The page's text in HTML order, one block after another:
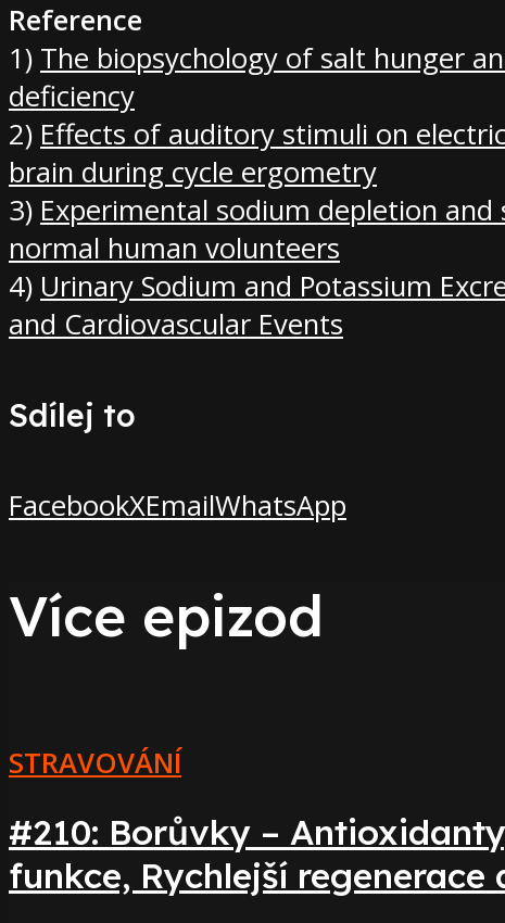
Reference
1) The biopsychology of salt hunger
deficiency
2) Effects of auditory stimuli on
brain during cycle ergometry
3) Experimental sodium depletion and
normal human volunteers
4) Urinary Sodium and Potassium
and Cardiovascular Events
Sdílej to
FacebookXEmailWhatsApp
Více epizod
STRAVOVÁNÍ
#210: Borůvky –
funkce, Rychlejší regenerace